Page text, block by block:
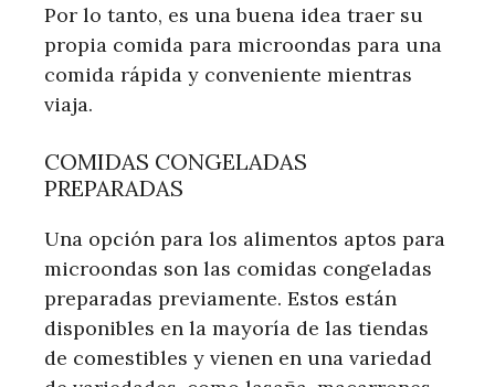
Por lo tanto, es una buena idea traer su
propia comida para microondas para una
comida rápida y conveniente mientras
viaja.
COMIDAS CONGELADAS
PREPARADAS
Una opción para los alimentos aptos para
microondas son las comidas congeladas
preparadas previamente. Estos están
disponibles en la mayoría de las tiendas
de comestibles y vienen en una variedad